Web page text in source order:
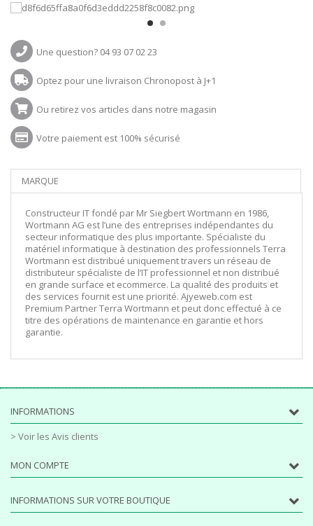
Une question? 04 93 07 02 23
Optez pour une livraison Chronopost à J+1
Ou retirez vos articles dans notre magasin
Votre paiement est 100% sécurisé
MARQUE
Constructeur IT fondé par Mr Siegbert Wortmann en 1986,
Wortmann AG est l’une des entreprises indépendantes du
secteur informatique des plus importante. Spécialiste du
matériel informatique à destination des professionnels Terra
Wortmann est distribué uniquement travers un réseau de
distributeur spécialiste de l’IT professionnel et non distribué
en grande surface et ecommerce. La qualité des produits et
des services fournit est une priorité. Ajyeweb.com est
Premium Partner Terra Wortmann et peut donc effectué à ce
titre des opérations de maintenance en garantie et hors
garantie.
INFORMATIONS
> Voir les Avis clients
MON COMPTE
INFORMATIONS SUR VOTRE BOUTIQUE